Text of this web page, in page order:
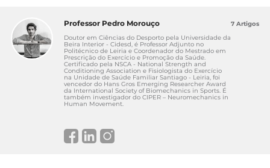
Professor Pedro Morouço
Doutor em Ciências do Desporto pela Universidade da
Beira Interior - Cidesd, é Professor Adjunto no
Politécnico de Leiria e Coordenador do Mestrado em
Prescrição do Exercício e Promoção da Saúde.
Certificado pela NSCA - National Strength and
Conditioning Association e Fisiologista do Exercício
na Unidade de Saúde Familiar Santiago - Leiria, foi
vencedor do Hans Gros Emerging Researcher Award
da International Society of Biomechanics in Sports. É
também investigador do CIPER – Neuromechanics in
Human Movement.
7 Artigos